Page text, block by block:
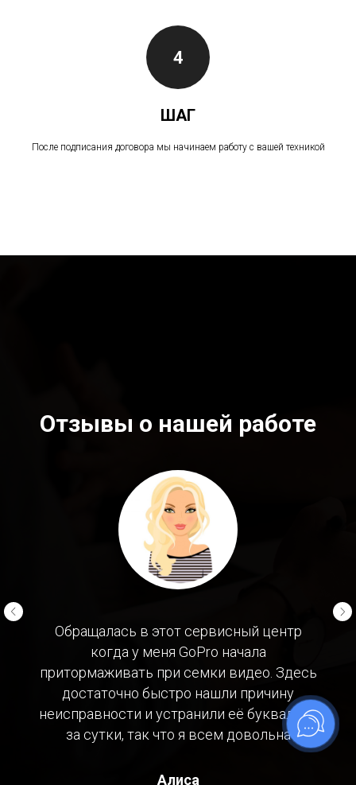
4
ШАГ
После подписания договора мы начинаем работу с вашей техникой
Отзывы о нашей работе
Обращалась в этот сервисный центр
когда у меня GoPro начала
притормаживать при семки видео. Здесь
достаточно быстро нашли причину
неисправности и устранили её буквально
за сутки, так что я всем довольна
Алиса